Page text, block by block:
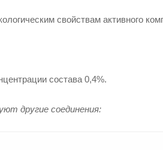
свойствам активного
состава 0,4%.
другие соединения: